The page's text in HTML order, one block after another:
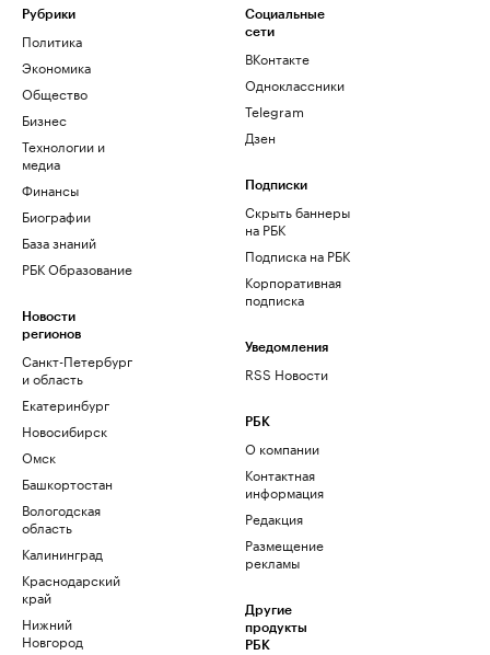
Рубрики
Политика
Экономика
Общество
Бизнес
Технологии и
медиа
Финансы
Биографии
База знаний
РБК Образование
Новости
регионов
Санкт-Петербург
и область
Екатеринбург
Новосибирск
Омск
Башкортостан
Вологодская
область
Калининград
Краснодарский
край
Нижний
Новгород
Социальные
сети
ВКонтакте
Одноклассники
Telegram
Дзен
Подписки
Скрыть баннеры
на РБК
Подписка на РБК
Корпоративная
подписка
Уведомления
RSS Новости
РБК
О компании
Контактная
информация
Редакция
Размещение
рекламы
Другие
продукты
РБК